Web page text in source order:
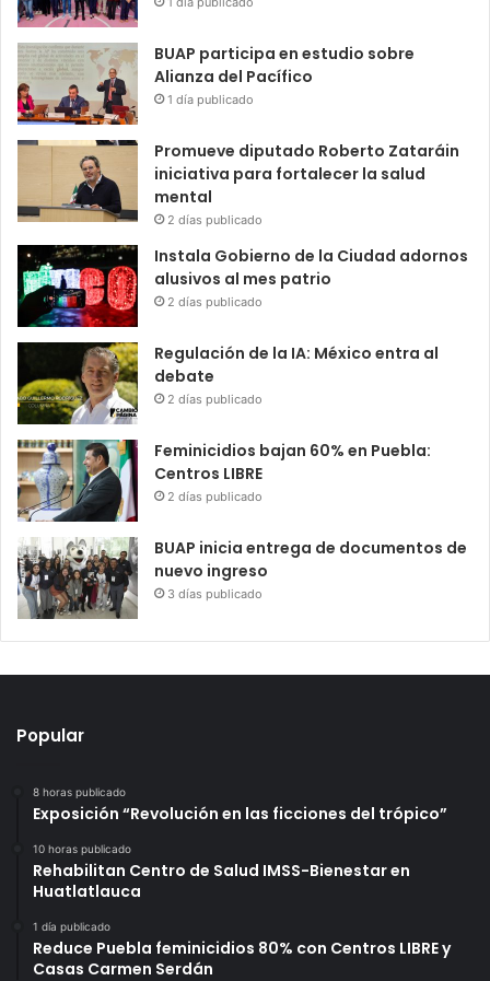
BUAP participa en estudio sobre
Alianza del Pacífico
1 día publicado
Promueve diputado Roberto Zataráin
iniciativa para fortalecer la salud
mental
2 días publicado
Instala Gobierno de la Ciudad adornos
alusivos al mes patrio
2 días publicado
Regulación de la IA: México entra al
debate
2 días publicado
Feminicidios bajan 60% en Puebla:
Centros LIBRE
2 días publicado
BUAP inicia entrega de documentos de
nuevo ingreso
3 días publicado
Popular
8 horas publicado
Exposición “Revolución en las ficciones del trópico”
10 horas publicado
Rehabilitan Centro de Salud IMSS-Bienestar en
Huatlatlauca
1 día publicado
Reduce Puebla feminicidios 80% con Centros LIBRE y
Casas Carmen Serdán